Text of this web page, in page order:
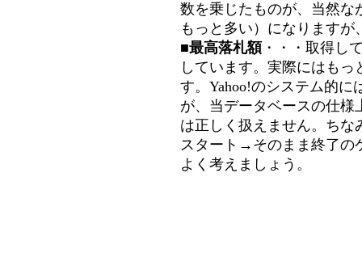
数を乗じたものが、当然な
もっと多い）になります
■最高落札額 ・・・取得し
しています。実際にはも
す。Yahoo!のシステム的に
が、当データベースの仕様
は正しく扱えません。ちな
スタート→そのまま終了の
よく考えましょう。